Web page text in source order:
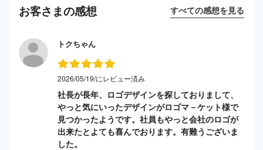
お客さまの感想 すべての感想を見る
トクちゃん
2026/05/19/にレビュー済み
社長が長年、ロゴデザインを探しておりまして、
やっと気にいったデザインがロゴマ－ケット様で
見つかったようです。社員もやっと会社のロゴが
出来たとよても喜んでおります。有難うございま
した。